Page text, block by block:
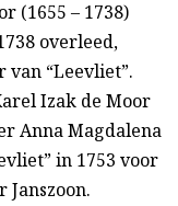
(1655 – 1738)
overleed,
“Leevliet”.
Izak de Moor
Anna Magdalena
in 1753 voor
Janszoon.